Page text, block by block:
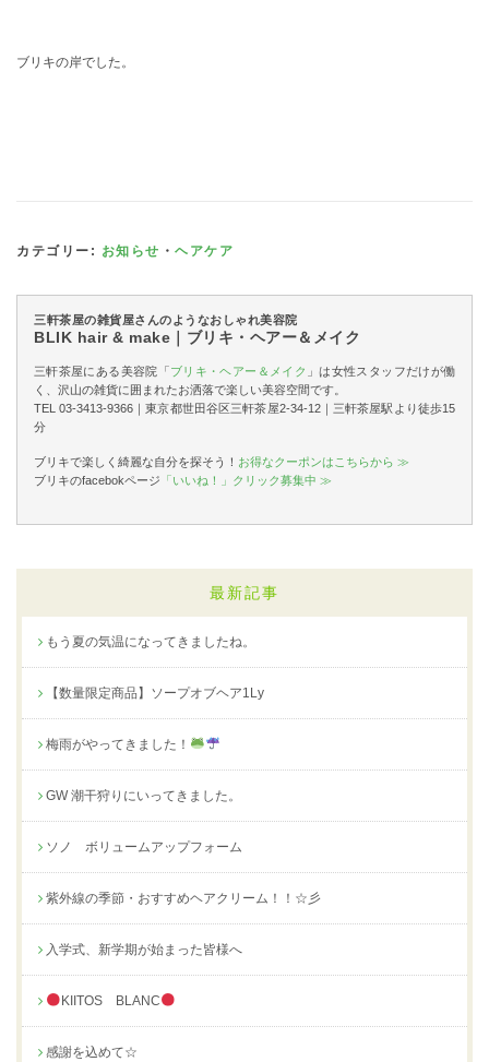
ブリキの岸でした。
カテゴリー: お知らせ ・ ヘアケア
三軒茶屋の雑貨屋さんのようなおしゃれ美容院
BLIK hair & make｜ブリキ・ヘアー＆メイク
三軒茶屋にある美容院「ブリキ・ヘアー＆メイク 」は女性スタッフだけが働
く、沢山の雑貨に囲まれたお洒落で楽しい美容空間です。
TEL 03-3413-9366｜東京都世田谷区三軒茶屋2-34-12｜三軒茶屋駅より徒歩15
分
ブリキで楽しく綺麗な自分を探そう！ お得なクーポンはこちらから ≫
ブリキのfacebokページ 「いいね！」クリック募集中 ≫
最新記事
もう夏の気温になってきましたね。
【数量限定商品】ソープオブヘア1Ly
梅雨がやってきました！
GW 潮干狩りにいってきました。
ソノ ボリュームアップフォーム
紫外線の季節・おすすめヘアクリーム！！☆彡
入学式、新学期が始まった皆様へ
KIITOS BLANC
感謝を込めて☆